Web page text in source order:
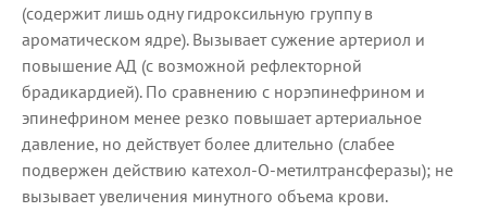
(содержит лишь одну гидроксильную группу в
ароматическом ядре). Вызывает сужение артериол и
повышение АД (с возможной рефлекторной
брадикардией). По сравнению с норэпинефрином и
эпинефрином менее резко повышает артериальное
давление, но действует более длительно (слабее
подвержен действию катехол-O-метилтрансферазы); не
вызывает увеличения минутного объема крови.